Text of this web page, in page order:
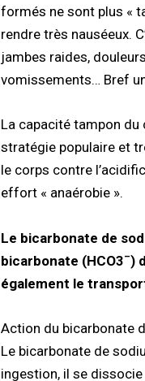
formés ne sont plus «
rendre très nauséeux.
jambes raides,
vomissements… Bref
La capacité tampon du
stratégie populaire et
le corps contre
effort « anaérobie ».
Le bicarbonate de
bicarbonate (HCO3–)
également le
Action du bicarbonate
Le bicarbonate de
ingestion, il se